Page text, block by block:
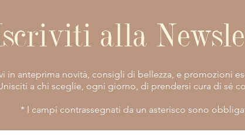
Iscriviti alla
in anteprima novità, consigli di bellezza, e promozioni
a chi sceglie, ogni giorno, di prendersi cura di sé
​* I campi contrassegnati da un asterisco sono